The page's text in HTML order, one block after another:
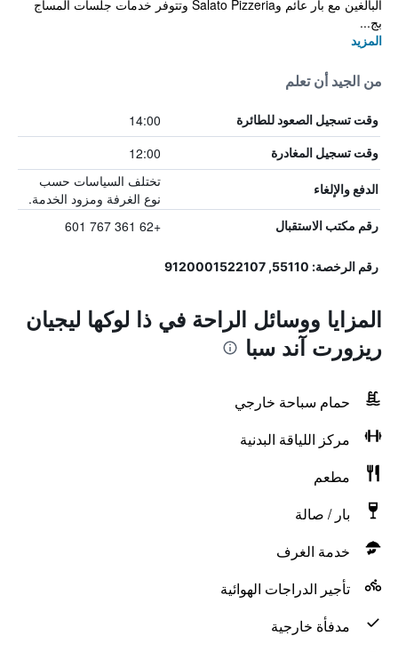
البالغين مع بار عائم وSalato Pizzeria وتتوفر خدمات جلسات المساج
بج...
المزيد
من الجيد أن تعلم
وقت تسجيل الصعود للطائرة 14:00
وقت تسجيل المغادرة 12:00
الدفع والإلغاء
تختلف السياسات حسب
نوع الغرفة ومزود الخدمة.
رقم مكتب الاستقبال +62 361 767 601
رقم الرخصة: 55110, 9120001522107
المزايا ووسائل الراحة في ذا لوكها ليجيان
ريزورت آند سبا
حمام سباحة خارجي
مركز اللياقة البدنية
مطعم
بار / صالة
خدمة الغرف
تأجير الدراجات الهوائية
مدفأة خارجية